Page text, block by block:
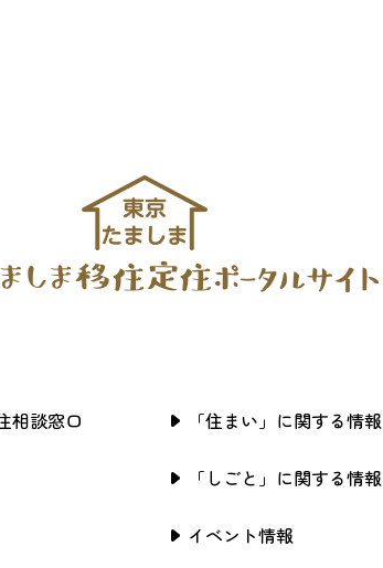
相談窓口 「住まい」に関する情報
「しごと」に関する情報
イベント情報